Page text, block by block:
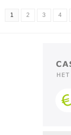
1 2 3 4